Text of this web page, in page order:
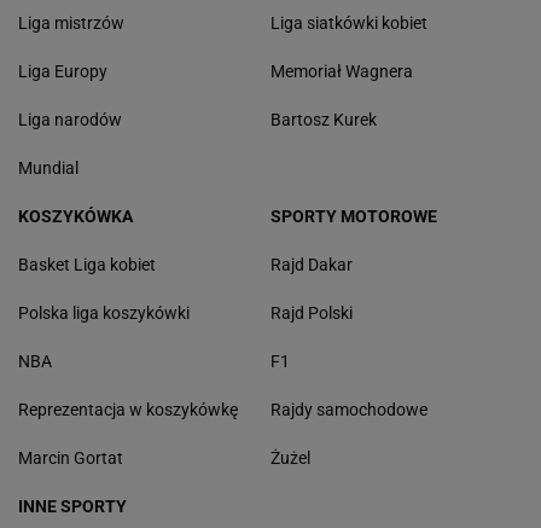
Liga mistrzów
Liga Europy
Liga narodów
Mundial
Liga siatkówki kobiet
Memoriał Wagnera
Bartosz Kurek
KOSZYKÓWKA
Basket Liga kobiet
Polska liga koszykówki
NBA
Reprezentacja w koszykówkę
Marcin Gortat
SPORTY MOTOROWE
Rajd Dakar
Rajd Polski
F1
Rajdy samochodowe
Żużel
INNE SPORTY